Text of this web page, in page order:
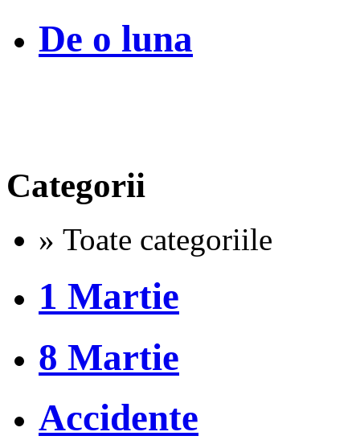
De o luna
Categorii
» Toate categoriile
1 Martie
8 Martie
Accidente